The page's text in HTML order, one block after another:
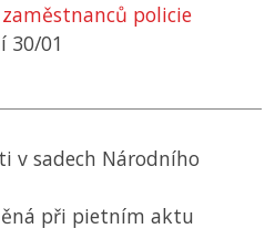
policie
30/01
v sadech Národního
při pietním aktu